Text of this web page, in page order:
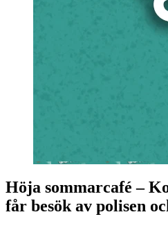
Höja sommarcafé –
får besök av polisen